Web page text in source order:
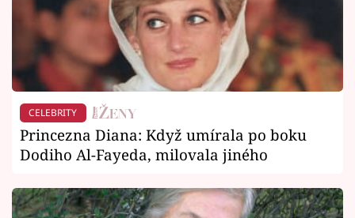
CELEBRITY
Princezna Diana: Když umírala po boku
Dodiho Al-Fayeda, milovala jiného